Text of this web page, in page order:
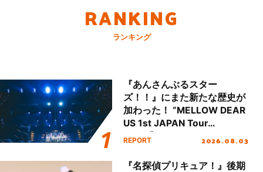
RANKING
ランキング
『あんさんぶるスター
ズ！！』にまた新たな歴史が
加わった！ “MELLOW DEAR
US 1st JAPAN Tour
Final「NICE to meet YOU
ート!!
REPORT 2026.08.03
『名探偵プリキュア！』後期